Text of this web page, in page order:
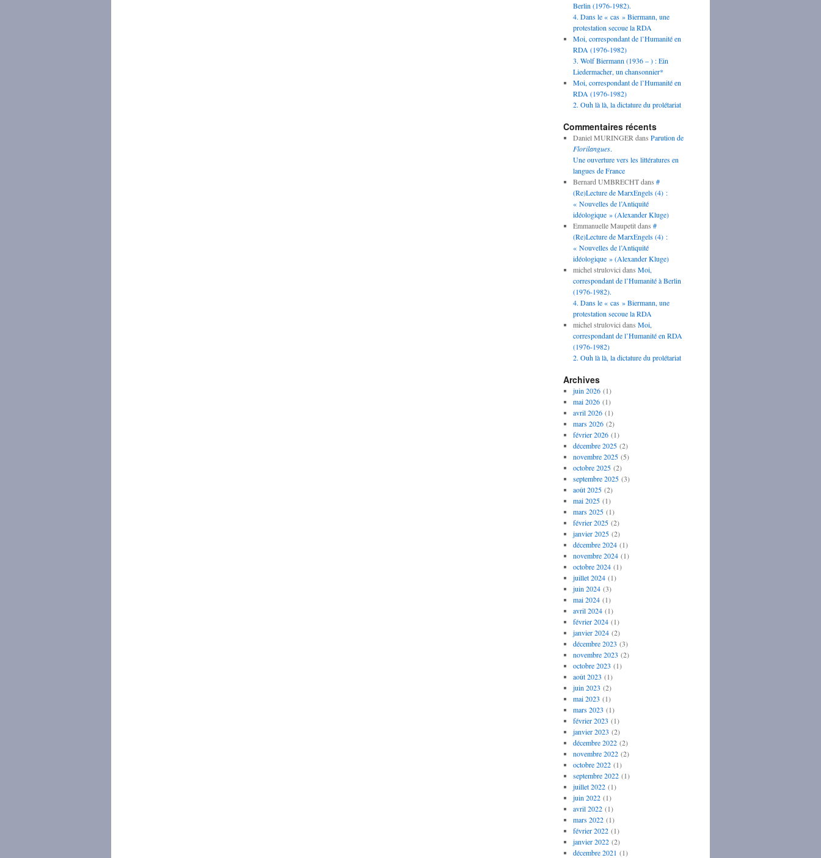
Berlin (1976-1982).
4. Dans le « cas » Biermann, une
protestation secoue la RDA
Moi, correspondant de l’Humanité en
RDA (1976-1982)
3. Wolf Biermann (1936 – ) : Ein
Liedermacher, un chansonnier*
Moi, correspondant de l’Humanité en
RDA (1976-1982)
2. Ouh là là, la dictature du prolétariat
Commentaires récents
Daniel MURINGER dans Parution de
Florilangues.
Une ouverture vers les littératures en
langues de France
Bernard UMBRECHTdans #
(Re)Lecture de MarxEngels (4) :
« Nouvelles de l’Antiquité
idéologique » (Alexander Kluge)
Emmanuelle Maupetitdans #
(Re)Lecture de MarxEngels (4) :
« Nouvelles de l’Antiquité
idéologique » (Alexander Kluge)
michel strulovici dans Moi,
correspondant de l’Humanité à Berlin
(1976-1982).
4. Dans le « cas » Biermann, une
protestation secoue la RDA
michel strulovici dans Moi,
correspondant de l’Humanité en RDA
(1976-1982)
2. Ouh là là, la dictature du prolétariat
Archives
juin 2026(1)
mai 2026(1)
avril 2026(1)
mars 2026(2)
février 2026(1)
décembre 2025(2)
novembre 2025(5)
octobre 2025(2)
septembre 2025(3)
août 2025(2)
mai 2025(1)
mars 2025(1)
février 2025(2)
janvier 2025(2)
décembre 2024(1)
novembre 2024(1)
octobre 2024(1)
juillet 2024(1)
juin 2024(3)
mai 2024(1)
avril 2024(1)
février 2024(1)
janvier 2024(2)
décembre 2023 (3)
novembre 2023 (2)
octobre 2023 (1)
août 2023 (1)
juin 2023 (2)
mai 2023 (1)
mars 2023 (1)
février 2023 (1)
janvier 2023 (2)
décembre 2022(2)
novembre 2022(2)
octobre 2022(1)
septembre 2022(1)
juillet 2022(1)
juin 2022(1)
avril 2022(1)
mars 2022(1)
février 2022(1)
janvier 2022(2)
décembre 2021 (1)